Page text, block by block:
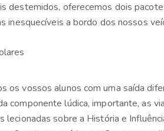
destemidos, oferecemos dois
inesquecíveis a bordo dos nossos
os vossos alunos com uma saída
componente lúdica, importante, as
lecionadas sobre a História e